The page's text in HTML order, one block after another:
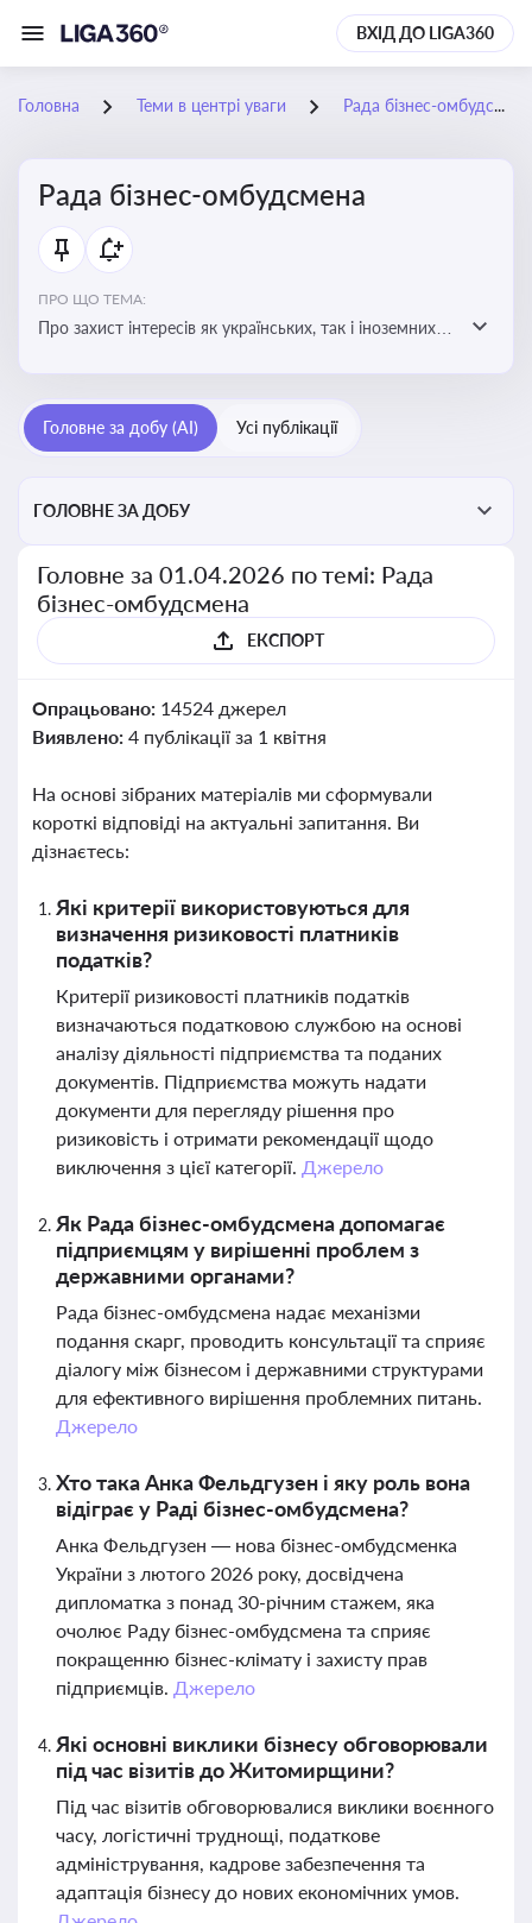
ВХІД ДО LIGA360
Головна Теми в центрі уваги Рада бізнес-омбудсмена
Рада бізнес-омбудсмена
ПРО ЩО ТЕМА:
Про захист інтересів як українських, так і іноземних
Головне за добу (AI) Усі публікації
ГОЛОВНЕ ЗА ДОБУ
Головне за 01.04.2026 по темі: Рада
бізнес-омбудсмена
ЕКСПОРТ
Опрацьовано: 14524 джерел
Виявлено: 4 публікації за 1 квітня
На основі зібраних матеріалів ми сформували
короткі відповіді на актуальні запитання. Ви
дізнаєтесь:
Які критерії використовуються для
визначення ризиковості платників
податків?
Критерії ризиковості платників податків
визначаються податковою службою на основі
аналізу діяльності підприємства та поданих
документів. Підприємства можуть надати
документи для перегляду рішення про
ризиковість і отримати рекомендації щодо
виключення з цієї категорії. Джерело
Як Рада бізнес-омбудсмена допомагає
підприємцям у вирішенні проблем з
державними органами?
Рада бізнес-омбудсмена надає механізми
подання скарг, проводить консультації та сприяє
діалогу між бізнесом і державними структурами
для ефективного вирішення проблемних питань.
Джерело
Хто така Анка Фельдгузен і яку роль вона
відіграє у Раді бізнес-омбудсмена?
Анка Фельдгузен — нова бізнес-омбудсменка
України з лютого 2026 року, досвідчена
дипломатка з понад 30-річним стажем, яка
очолює Раду бізнес-омбудсмена та сприяє
покращенню бізнес-клімату і захисту прав
підприємців. Джерело
Які основні виклики бізнесу обговорювали
під час візитів до Житомирщини?
Під час візитів обговорювалися виклики воєнного
часу, логістичні труднощі, податкове
адміністрування, кадрове забезпечення та
адаптація бізнесу до нових економічних умов.